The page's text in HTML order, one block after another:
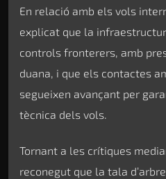
En relació amb els vols
explicat que la
controls fronterers, amb
duana, i que els contactes
segueixen avançant per
tècnica dels vols.
Tornant a les crítiques
reconegut que la tala